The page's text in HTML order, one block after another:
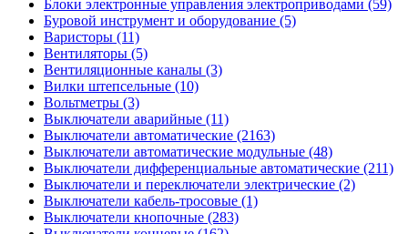
Блоки электронные управления электроприводами (59)
Буровой инструмент и оборудование (5)
Варисторы (11)
Вентиляторы (5)
Вентиляционные каналы (3)
Вилки штепсельные (10)
Вольтметры (3)
Выключатели аварийные (11)
Выключатели автоматические (2163)
Выключатели автоматические модульные (48)
Выключатели дифференциальные автоматические (211)
Выключатели и переключатели электрические (2)
Выключатели кабель-тросовые (1)
Выключатели кнопочные (283)